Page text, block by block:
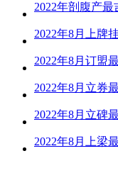
2022年剖腹产最